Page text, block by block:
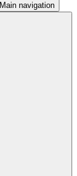
Main navigation